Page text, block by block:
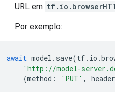
URL em
Por exemplo:
await model . save(tf. io .
'http://model-
{method : 'PUT' ,